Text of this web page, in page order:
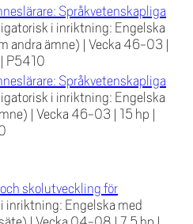
Språkvetenskapliga
i inriktning: Engelska
andra ämne) | Vecka 46-03 |
| P5410
Språkvetenskapliga
i inriktning: Engelska
| Vecka 46-03 | 15 hp |
skolutveckling för
inriktning: Engelska med